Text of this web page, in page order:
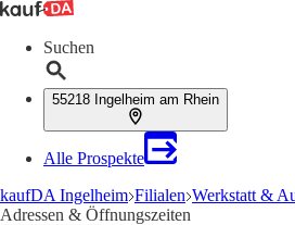
Suchen
55218 Ingelheim am Rhein
Alle Prospekte
kaufDA Ingelheim Filialen Werkstatt &
Adressen & Öffnungszeiten